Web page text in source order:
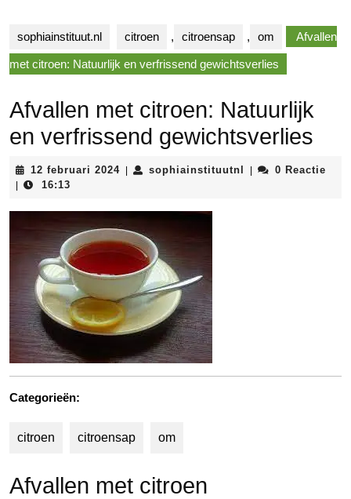
sophiainstituut.nl citroen , citroensap , om Afvallen
met citroen: Natuurlijk en verfrissend gewichtsverlies
Afvallen met citroen: Natuurlijk
en verfrissend gewichtsverlies
12 februari 202412
sophiainstituutnl sophiainstituutnl
0 Reactie
16:13
Categorieën:
citroen citroensap om
Afvallen met citroen